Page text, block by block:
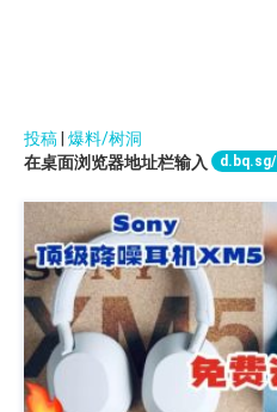
投稿 爆料/树洞
在桌面浏览器地址栏输入